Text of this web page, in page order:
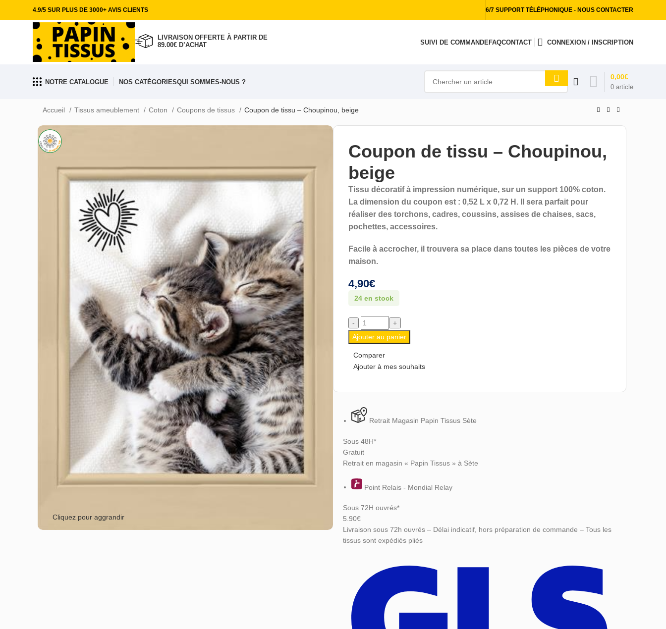
4.9/5 SUR PLUS DE 3000+ AVIS CLIENTS 6/7 SUPPORT TÉLÉPHONIQUE - NOUS CONTACTER
LIVRAISON OFFERTE À PARTIR DE
89.00€ D’ACHAT
SUIVI DE COMMANDEFAQCONTACT CONNEXION / INSCRIPTION
NOTRE CATALOGUE NOS CATÉGORIESQUI SOMMES-NOUS ?
0 article
0,00€
Accueil Tissus ameublement Coton Coupons de tissus Coupon de tissu – Choupinou, beige
Cliquez pour aggrandir
Coupon de tissu – Choupinou,
beige
Tissu décoratif à impression numérique, sur un support 100% coton.
La dimension du coupon est : 0,52 L x 0,72 H. Il sera parfait pour
réaliser des torchons, cadres, coussins, assises de chaises, sacs,
pochettes, accessoires.
Facile à accrocher, il trouvera sa place dans toutes les pièces de votre
maison.
4,90€
24 en stock
Ajouter au panier
Comparer
Ajouter à mes souhaits
Retrait Magasin Papin Tissus Sète
Sous 48H*
Gratuit
Retrait en magasin « Papin Tissus » à Sète
Point Relais - Mondial Relay
Sous 72H ouvrés*
5.90€
Livraison sous 72h ouvrés – Délai indicatif, hors préparation de commande – Tous les
tissus sont expédiés pliés